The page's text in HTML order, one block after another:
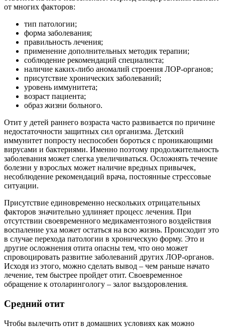
от многих факторов:
тип патологии;
форма заболевания;
правильность лечения;
применение дополнительных методик терапии;
соблюдение рекомендаций специалиста;
наличие каких-либо аномалий строения ЛОР-органов;
присутствие хронических заболеваний;
уровень иммунитета;
возраст пациента;
образ жизни больного.
Отит у детей раннего возраста часто развивается по причине
недостаточности защитных сил организма. Детский
иммунитет попросту неспособен бороться с проникающими
вирусами и бактериями. Именно поэтому продолжительность
заболевания может слегка увеличиваться. Осложнять течение
болезни у взрослых может наличие вредных привычек,
несоблюдение рекомендаций врача, постоянные стрессовые
ситуации.
Присутствие единовременно нескольких отрицательных
факторов значительно удлиняет процесс лечения. При
отсутствии своевременного медикаментозного воздействия
воспаление уха может остаться на всю жизнь. Происходит это
в случае перехода патологии в хроническую форму. Это и
другие осложнения отита опасны тем, что оно может
спровоцировать развитие заболеваний других ЛОР-органов.
Исходя из этого, можно сделать вывод – чем раньше начато
лечение, тем быстрее пройдет отит. Своевременное
обращение к отоларингологу – залог выздоровления.
Средний отит
Чтобы вылечить отит в домашних условиях как можно